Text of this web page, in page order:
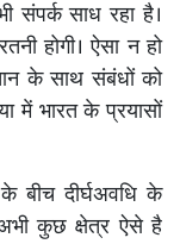
संपर्क साध रहा है।
होगी। ऐसा न हो
के साथ संबंधों को
में भारत के प्रयासों
बीच दीर्घअवधि के
कुछ क्षेत्र ऐसे है